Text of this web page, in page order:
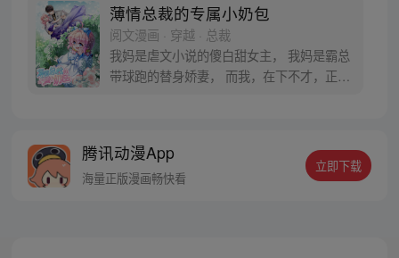
薄情总裁的专属小奶包
阅文漫画 · 穿越 · 总裁
我妈是虐文小说的傻白甜女主， 我妈是霸总
带球跑的替身娇妻， 而我，在下不才，正是
爸是睁眼瞎的总裁男主，周围还有一帮虎视
眈眈的亲戚，擅长伪装的白莲花姨妈，各种
腾讯动漫App
海量正版漫画畅快看
立即下载